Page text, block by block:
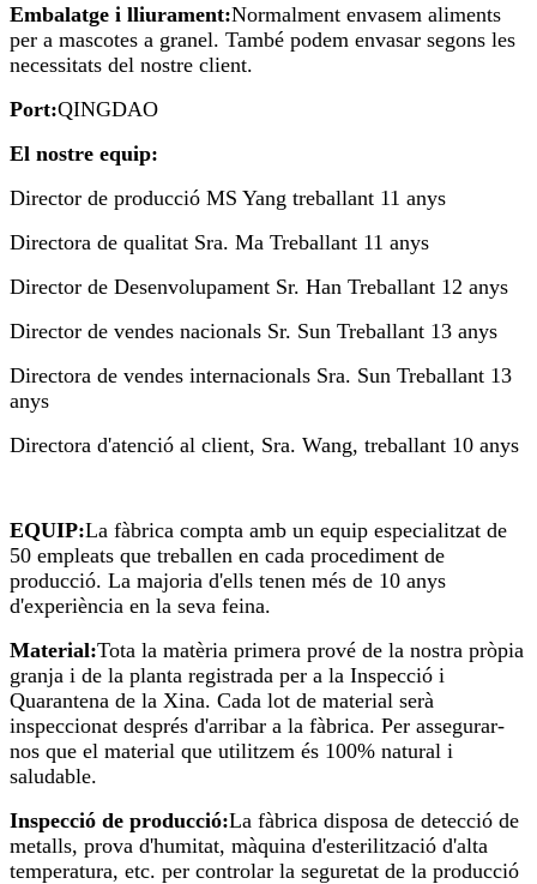
Embalatge i lliurament:Normalment envasem aliments
per a mascotes a granel. També podem envasar segons les
necessitats del nostre client.
Port:QINGDAO
El nostre equip:
Director de producció MS Yang treballant 11 anys
Directora de qualitat Sra. Ma Treballant 11 anys
Director de Desenvolupament Sr. Han Treballant 12 anys
Director de vendes nacionals Sr. Sun Treballant 13 anys
Directora de vendes internacionals Sra. Sun Treballant 13
anys
Directora d'atenció al client, Sra. Wang, treballant 10 anys
EQUIP:La fàbrica compta amb un equip especialitzat de
50 empleats que treballen en cada procediment de
producció. La majoria d'ells tenen més de 10 anys
d'experiència en la seva feina.
Material:Tota la matèria primera prové de la nostra pròpia
granja i de la planta registrada per a la Inspecció i
Quarantena de la Xina. Cada lot de material serà
inspeccionat després d'arribar a la fàbrica. Per assegurar-
nos que el material que utilitzem és 100% natural i
saludable.
Inspecció de producció:La fàbrica disposa de detecció de
metalls, prova d'humitat, màquina d'esterilització d'alta
temperatura, etc. per controlar la seguretat de la producció